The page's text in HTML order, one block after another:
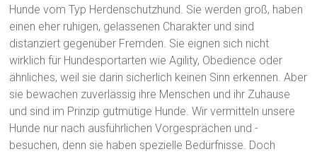
Hunde vom Typ Herdenschutzhund. Sie werden groß, haben
einen eher ruhigen, gelassenen Charakter und sind
distanziert gegenüber Fremden. Sie eignen sich nicht
wirklich für Hundesportarten wie Agility, Obedience oder
ähnliches, weil sie darin sicherlich keinen Sinn erkennen. Aber
sie bewachen zuverlässig ihre Menschen und ihr Zuhause
und sind im Prinzip gutmütige Hunde. Wir vermitteln unsere
Hunde nur nach ausführlichen Vorgesprächen und -
besuchen, denn sie haben spezielle Bedürfnisse. Doch